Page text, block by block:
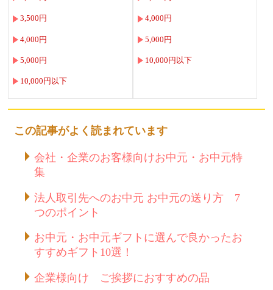
3,500円
4,000円
5,000円
10,000円以下
4,000円
5,000円
10,000円以下
この記事がよく読まれています
会社・企業のお客様向けお中元・お中元特
集
法人取引先へのお中元 お中元の送り方 7
つのポイント
お中元・お中元ギフトに選んで良かったお
すすめギフト10選！
企業様向け ご挨拶におすすめの品